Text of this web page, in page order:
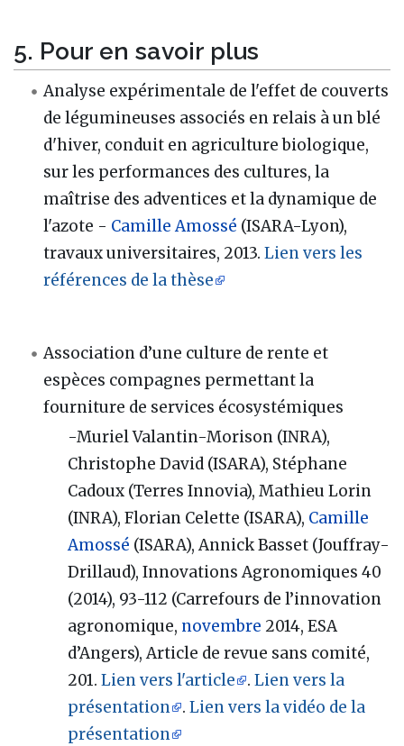
5. Pour en savoir plus
Analyse expérimentale de l'effet de couverts
de légumineuses associés en relais à un blé
d'hiver, conduit en agriculture biologique,
sur les performances des cultures, la
maîtrise des adventices et la dynamique de
l'azote - Camille Amossé (ISARA-Lyon),
travaux universitaires, 2013.Lien vers les
références de la thèse
Association d’une culture de rente et
espèces compagnes permettant la
fourniture de services écosystémiques
-Muriel Valantin-Morison (INRA),
Christophe David (ISARA), Stéphane
Cadoux (Terres Innovia), Mathieu Lorin
(INRA), Florian Celette (ISARA), Camille
Amossé (ISARA), Annick Basset (Jouffray-
Drillaud), Innovations Agronomiques 40
(2014), 93-112 (Carrefours de l’innovation
agronomique, novembre 2014, ESA
d’Angers), Article de revue sans comité,
201.Lien vers l'article .Lien vers la
présentation
.Lien vers la vidéo de la
présentation